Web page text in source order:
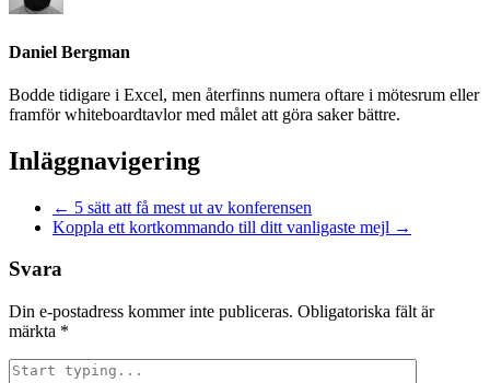
Daniel Bergman
Bodde tidigare i Excel, men återfinns numera oftare i mötesrum eller
framför whiteboardtavlor med målet att göra saker bättre.
Inläggnavigering
← 5 sätt att få mest ut av konferensen
Koppla ett kortkommando till ditt vanligaste mejl →
Svara
Din e-postadress kommer inte publiceras. Obligatoriska fält är
märkta *